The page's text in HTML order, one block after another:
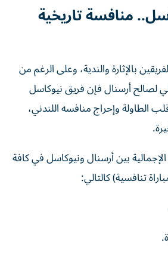
منافسة تاريخية
بالإثارة والندية، وعلى الرغم من
لصالح أرسنال فإن فريق نيوكاسل
الطاولة وإحراج منافسه اللندني،
بين أرسنال ونيوكاسل في كافة